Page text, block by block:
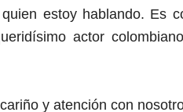
estoy hablando. Es
actor
y atención con